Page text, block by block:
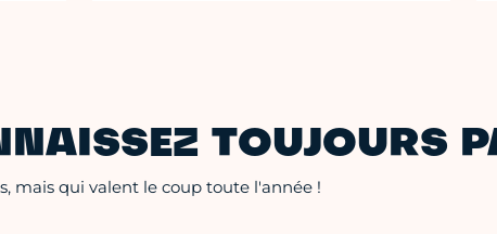
TOUJOURS
mais qui valent le coup toute l'année !